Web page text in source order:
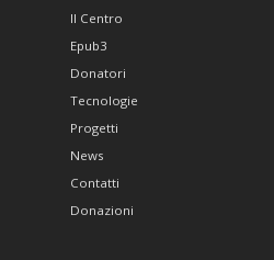
Il Centro
Epub3
Donatori
Tecnologie
Progetti
News
Contatti
Donazioni